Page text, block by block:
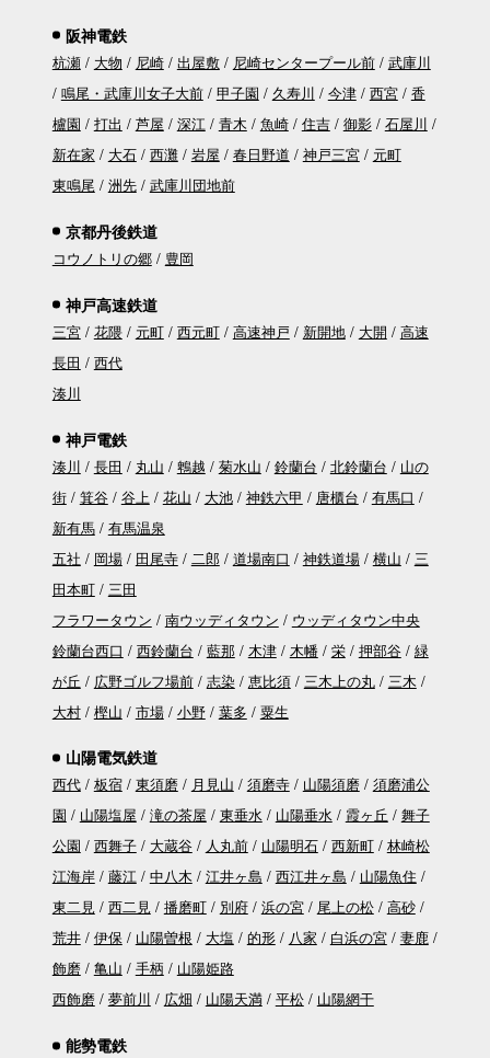
阪神電鉄
杭瀬 大物 尼崎 出屋敷 尼崎センタープール前
武庫川
鳴尾・武庫川女子大前
甲子園 久寿川 今津 西宮
香
櫨園
打出 芦屋 深江 青木 魚崎 住吉 御影
石屋川
新在家
大石 西灘 岩屋 春日野道 神戸三宮
元町
東鳴尾
洲先 武庫川団地前
京都丹後鉄道
コウノトリの郷 豊岡
神戸高速鉄道
三宮 花隈 元町 西元町 高速神戸 新開地 大開
高速
長田
西代
湊川
神戸電鉄
湊川 長田 丸山 鵯越 菊水山 鈴蘭台 北鈴蘭台
山の
街
箕谷 谷上 花山 大池 神鉄六甲 唐櫃台
有馬口
新有馬
有馬温泉
五社
岡場 田尾寺 二郎 道場南口 神鉄道場 横山
三
田本町
三田
フラワータウン
南ウッディタウン
ウッディタウン中央
鈴蘭台西口
西鈴蘭台 藍那 木津 木幡 栄 押部谷
緑
が丘
広野ゴルフ場前 志染 恵比須 三木上の丸
三木
大村
樫山 市場 小野 葉多 粟生
山陽電気鉄道
西代 板宿 東須磨 月見山 須磨寺 山陽須磨
須磨浦公
園
山陽塩屋 滝の茶屋 東垂水 山陽垂水 霞ヶ丘
舞子
公園
西舞子 大蔵谷 人丸前 山陽明石 西新町
林崎松
江海岸
藤江 中八木 江井ヶ島 西江井ヶ島
山陽魚住
東二見
西二見 播磨町 別府 浜の宮 尾上の松
高砂
荒井
伊保 山陽曽根 大塩 的形 八家 白浜の宮
妻鹿
飾磨
亀山 手柄
山陽姫路
西飾磨
夢前川 広畑 山陽天満 平松 山陽網干
能勢電鉄